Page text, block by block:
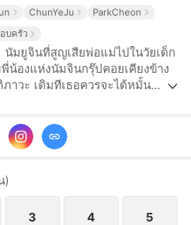
ChunYeJu ParkCheon
บครัว
มยูจินที่สูญเสียพ่อแม่ไปในวัยเด็ก
น้องแห่งนัมจินกรุ๊ปคอยเคียงข้าง
าวะ เดิมทีเธอควรจะได้หมั้น
ทั้งสามตีตัวออกห่างด้วยหัวใจที่
นใจแต่งงานแบบปุบปับกับฮาจีฮุน
ำโกหกเพื่อเรียกร้องความสนใจ
อดกาล
)
3 4 5